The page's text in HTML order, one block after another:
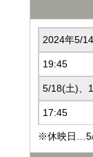
2024年5/
19:45
5/18(土)、
17:45
※休映日